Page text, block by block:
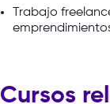
Trabajo
Cursos